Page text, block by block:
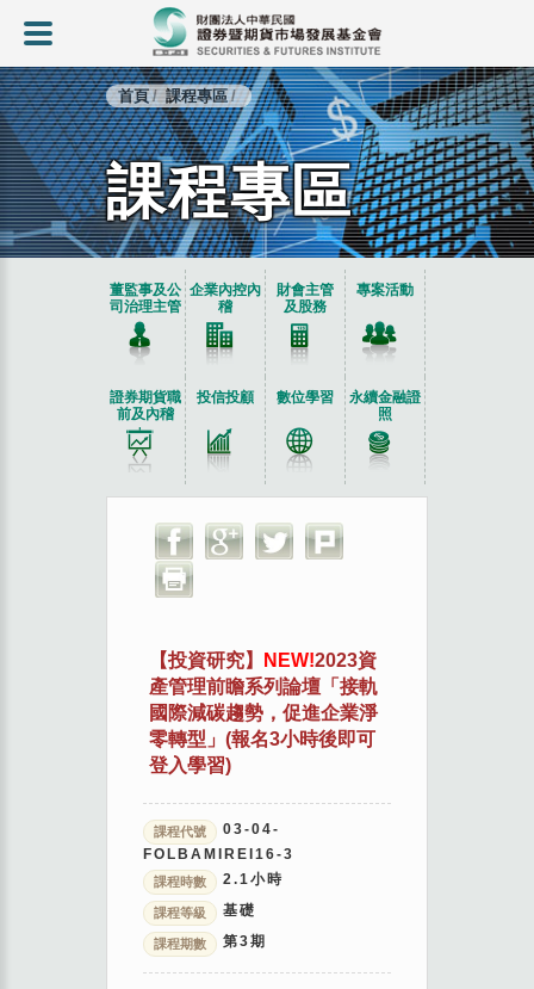
首頁 課程專區
課程專區
董監事及公
司治理主管
企業內控內
稽
財會主管
及股務
專案活動
證券期貨職
前及內稽
投信投顧 數位學習
永續金融證
照
【投資研究】 NEW!2023資
產管理前瞻系列論壇「接軌
國際減碳趨勢，促進企業淨
零轉型」(報名3小時後即可
登入學習)
課程代號
03-04-
FOLBAMIREI16-3
課程時數 2.1小時
課程等級 基礎
課程期數 第3期